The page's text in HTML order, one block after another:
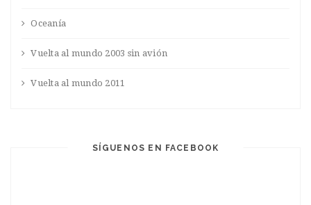
Oceanía
Vuelta al mundo 2003 sin avión
Vuelta al mundo 2011
SÍGUENOS EN FACEBOOK